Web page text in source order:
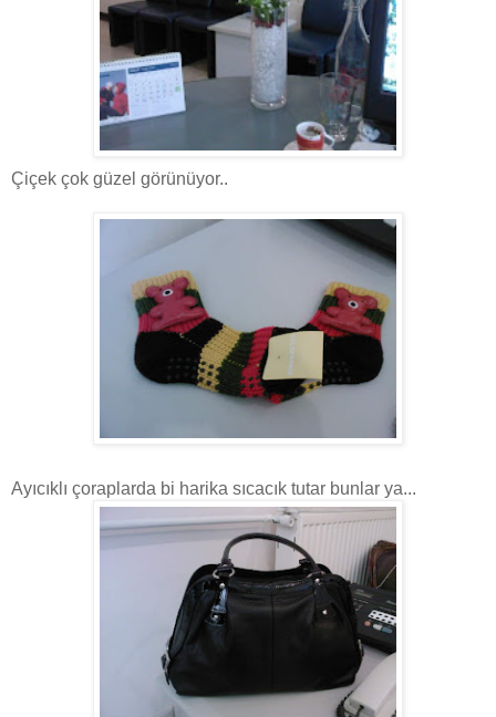
Çiçek çok güzel görünüyor..
Ayıcıklı çoraplarda bi harika sıcacık tutar bunlar ya...